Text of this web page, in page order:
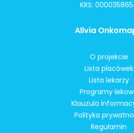
KRS:
Alivia
O projekcie
Lista placówek
Lista lekarzy
Programy
Klauzula
Polityka
Regulamin